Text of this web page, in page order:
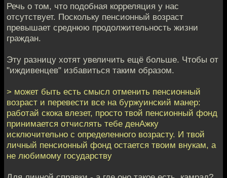
Речь о том, что подобная корреляция у нас
отсутствует. Поскольку пенсионный возраст
превышает среднюю продолжительность жизни
граждан.
Эту разницу хотят увеличить ещё больше. Чтобы от
"иждивенцев" избавиться таким образом.
> может быть есть смысл отменить пенсионный
возраст и перевести все на буржуинский манер:
работай скока влезет, просто твой пенсионный фонд
принимается отчислять тебе денАжку
исключительно с определенного возрасту. И твой
личный пенсионный фонд остается твоим внукам, а
не любимому государству